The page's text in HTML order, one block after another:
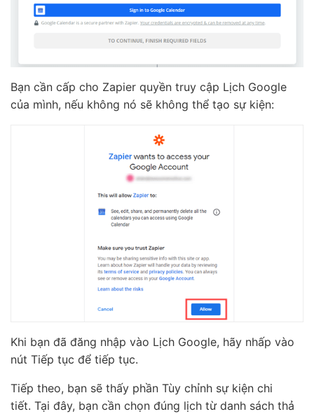
Bạn cần cấp cho Zapier quyền truy cập Lịch Google
của mình, nếu không nó sẽ không thể tạo sự kiện:
Khi bạn đã đăng nhập vào Lịch Google, hãy nhấp vào
nút Tiếp tục để tiếp tục.
Tiếp theo, bạn sẽ thấy phần Tùy chỉnh sự kiện chi
tiết. Tại đây, bạn cần chọn đúng lịch từ danh sách thả